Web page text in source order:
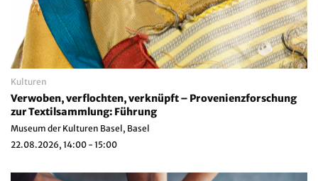
Kulturen
Verwoben, verflochten, verknüpft – Provenienzforschung
zur Textilsammlung: Führung
Museum der Kulturen Basel, Basel
22.08.2026, 14:00 - 15:00